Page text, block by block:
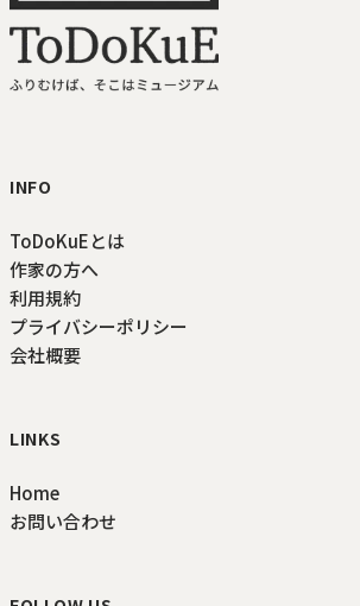
INFO
ToDoKuEとは
作家の方へ
利用規約
プライバシーポリシー
会社概要
LINKS
Home
お問い合わせ